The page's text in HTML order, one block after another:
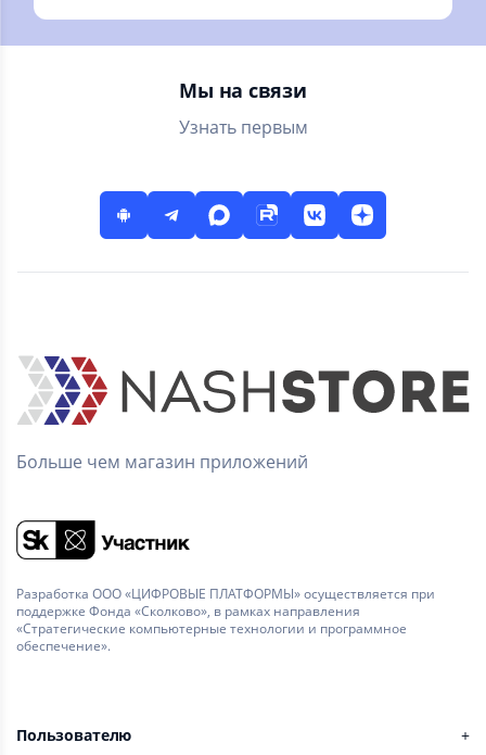
ГИБДД без
рекламы
проверки и
оплаты штрафов
Мы на связи
Узнать первым
Больше чем магазин приложений
Разработка ООО «ЦИФРОВЫЕ ПЛАТФОРМЫ» осуществляется при
поддержке Фонда «Сколково», в рамках направления
«Стратегические компьютерные технологии и программное
обеспечение».
Пользователю